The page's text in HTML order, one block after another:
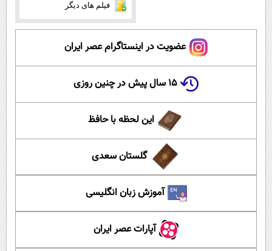
فیلم های دیگر
عضویت در اینستاگرام عصر ایران
۱۵ سال پیش در چنین روزی
این لحظه با حافظ
گلستان سعدی
آموزش زبان انگلیسی
آپارات عصر ایران